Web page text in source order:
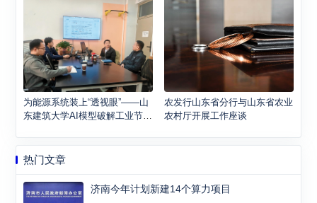
为能源系统装上“透视眼”——山
东建筑大学AI模型破解工业节能
农发行山东省分行与山东省农业
农村厅开展工作座谈
热门文章
济南今年计划新建14个算力项目